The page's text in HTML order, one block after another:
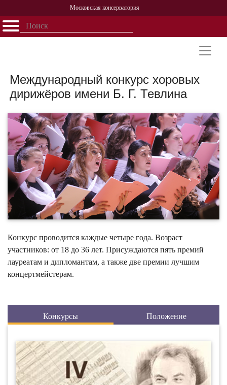
Московская консерватория
Открыть - закрыть
Персоналии
История
Международный конкурс хоровых
дирижёров имени Б. Г. Тевлина
Конкурс проводится каждые четыре года. Возраст
участников: от 18 до 36 лет. Присуждаются пять премий
лауреатам и дипломантам, а также две премии лучшим
концертмейстерам.
Конкурсы Положение